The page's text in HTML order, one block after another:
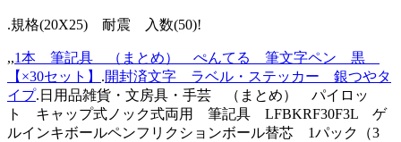
.規格(20X25) 耐震 入数(50)!
,,1本 筆記具 （まとめ） ぺんてる 筆文字ペン 黒
【×30セット】 .開封済文字 ラベル・ステッカー 銀つやタ
イプ.日用品雑貨・文房具・手芸 （まとめ） パイロッ
ト キャップ式ノック式両用 筆記具 LFBKRF30F3L ゲ
ルインキボールペンフリクションボール替芯 1パック（3